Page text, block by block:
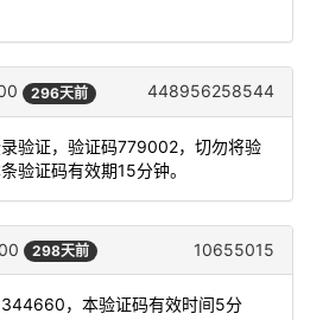
296天前 448956258544
录验证，验证码779002，切勿将验
验证码有效期15分钟。
298天前 10655015
344660，本验证码有效时间5分